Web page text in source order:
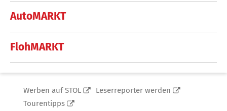
AutoMARKT
FlohMARKT
Werben auf STOL
Leserreporter werden
Tourentipps